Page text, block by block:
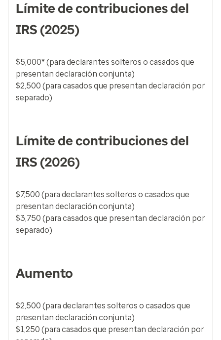
Límite de contribuciones del
IRS (2025)
$5,000* (para declarantes solteros o casados que
presentan declaración conjunta)
$2,500 (para casados que presentan declaración por
separado)
Límite de contribuciones del
IRS (2026)
$7,500 (para declarantes solteros o casados que
presentan declaración conjunta)
$3,750 (para casados que presentan declaración por
separado)
Aumento
$2,500 (para declarantes solteros o casados que
presentan declaración conjunta)
$1,250 (para casados que presentan declaración por